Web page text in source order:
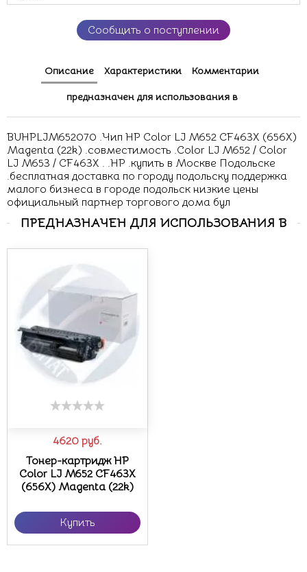
Сообщить о поступлении
Описание Характеристики Комментарии
предназначен для использования в
BUHPLJM652070 .Чип HP Color LJ M652 CF463X (656X)
Magenta (22k) .совместимость .Color LJ M652 / Color
LJ M653 / CF463X . .HP .купить в Москве Подольске
.бесплатная доставка по городу подольску поддержка
малого бизнеса в городе подольск низкие цены
официальный партнер торгового дома бул
ПРЕДНАЗНАЧЕН ДЛЯ ИСПОЛЬЗОВАНИЯ В
4620 руб.
Тонер-картридж HP
Color LJ M652 CF463X
(656X) Magenta (22k)
Купить